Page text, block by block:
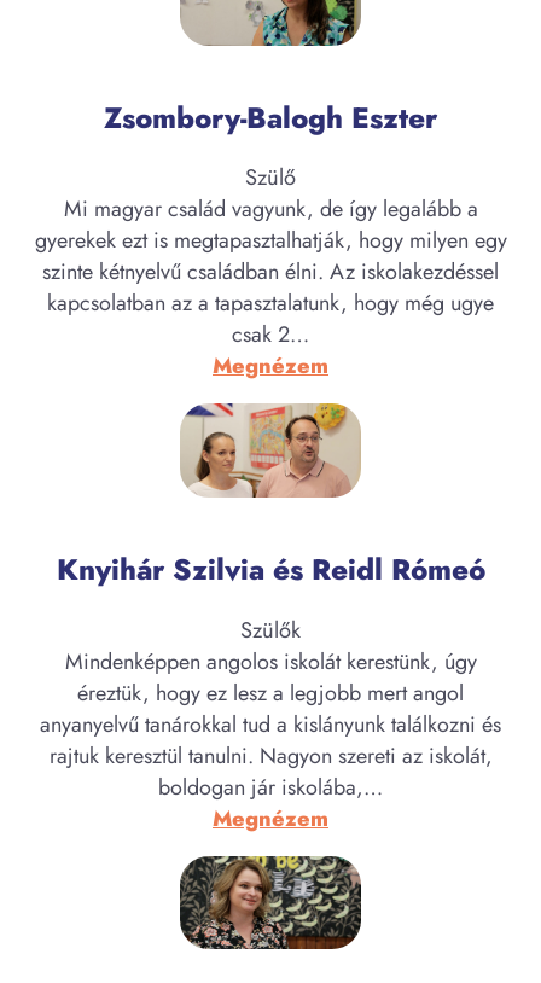
Zsombory-Balogh Eszter
Szülő
Mi magyar család vagyunk, de így legalább a
gyerekek ezt is megtapasztalhatják, hogy milyen egy
szinte kétnyelvű családban élni. Az iskolakezdéssel
kapcsolatban az a tapasztalatunk, hogy még ugye
csak 2…
Megnézem
Zsombory-
Balogh
Eszter
Knyihár Szilvia és Reidl Rómeó
Szülők
Mindenképpen angolos iskolát kerestünk, úgy
éreztük, hogy ez lesz a legjobb mert angol
anyanyelvű tanárokkal tud a kislányunk találkozni és
rajtuk keresztül tanulni. Nagyon szereti az iskolát,
boldogan jár iskolába,…
Megnézem
Knyihár
Szilvia
és
Reidl